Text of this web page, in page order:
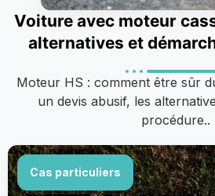
Voiture avec moteur
alternatives et
Moteur HS : comment être sûr
un devis abusif, les
procédure..
Cas particuliers